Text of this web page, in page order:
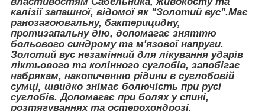
калізії запашної, відомої як "Золотий вус".Має
ранозагоювальну, бактерицидну,
протизапальну дію, допомагає зняттю
больового синдрому та м'язової напруги.
Золотий вус незамінний для лікування ударів
ліктьового та колінного суглобів, запобігає
набрякам, накопиченню рідини в суглобовій
сумці, швидко знімає болючість при русі
суглобів. Допомагає при болях у спині,
розтягуваннях та остерохондрозі.